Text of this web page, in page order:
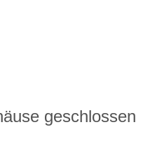
geschlossen